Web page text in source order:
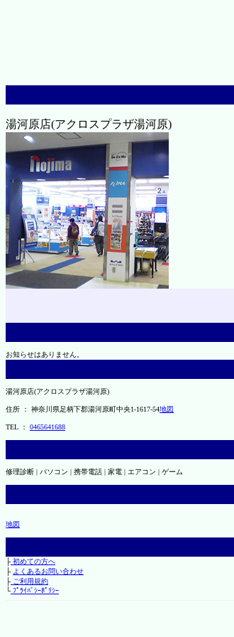
湯河原店(アクロスプラザ湯河原)
お知らせはありません。
湯河原店(アクロスプラザ湯河原)
住所 ： 神奈川県足柄下郡湯河原町中央1-1617-54地図
TEL ： 0465641688
修理診断 | パソコン | 携帯電話 | 家電 | エアコン | ゲーム
地図
├初めての方へ
├ よくあるお問い合わせ
├ご利用規約
└ﾌﾟﾗｲﾊﾞｼｰﾎﾟﾘｼｰ